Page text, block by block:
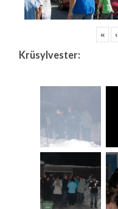
« ‹
Krüsylvester: